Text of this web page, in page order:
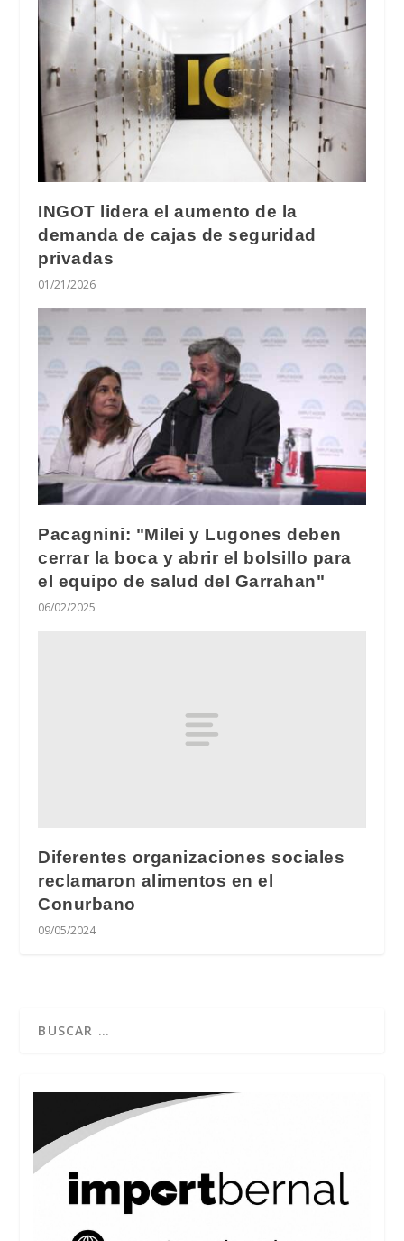
INGOT lidera el aumento de la
demanda de cajas de seguridad
privadas
01/21/2026
Pacagnini: "Milei y Lugones deben
cerrar la boca y abrir el bolsillo para
el equipo de salud del Garrahan"
06/02/2025
Diferentes organizaciones sociales
reclamaron alimentos en el
Conurbano
09/05/2024